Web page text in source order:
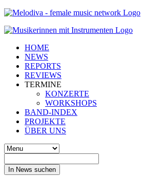
HOME
NEWS
REPORTS
REVIEWS
TERMINE
KONZERTE
WORKSHOPS
BAND-INDEX
PROJEKTE
ÜBER UNS
In News suchen